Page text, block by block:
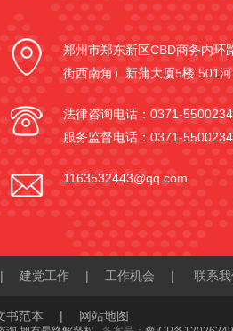
郑州市郑东新区CBD商务内环
街西南角）新蒲大厦5楼 501
法律咨询电话：0371-
服务监督电话：0371-
1163532443@qq.com
| 建党工作 | 工作机会 | 联系我
书范本 | 网站地图